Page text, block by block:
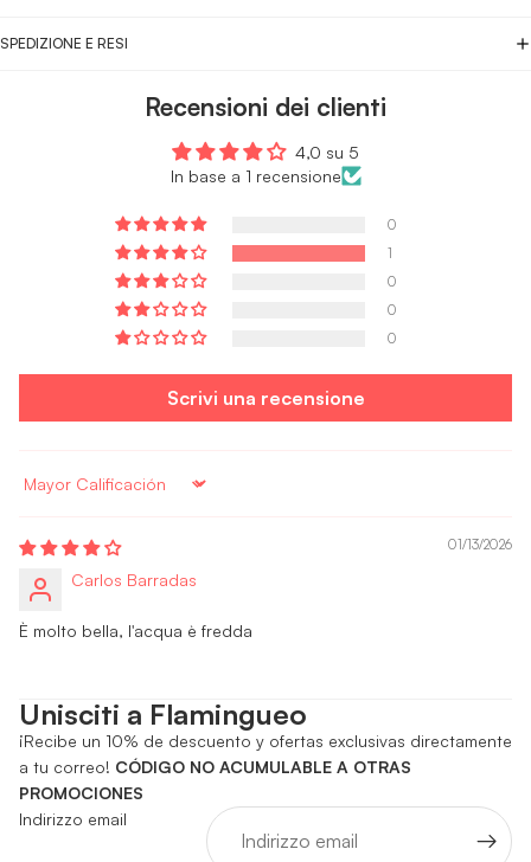
SPEDIZIONE E RESI
Recensioni dei clienti
4,0 su 5
In base a 1 recensione
0
1
0
0
0
Scrivi una recensione
Sort by
01/13/2026
Carlos Barradas
È molto bella, l'acqua è fredda
Unisciti a Flamingueo
¡Recibe un 10% de descuento y ofertas exclusivas directamente
a tu correo! CÓDIGO NO ACUMULABLE A OTRAS
PROMOCIONES
Indirizzo email